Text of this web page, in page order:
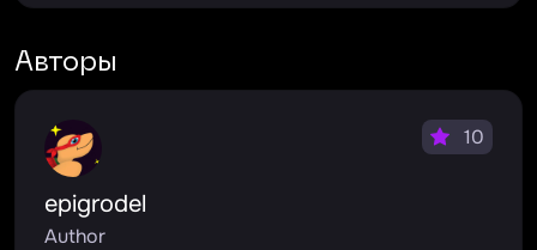
Авторы
epigrodel
Author
10